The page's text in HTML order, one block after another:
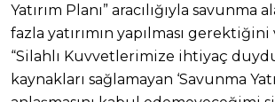
Yatırım Planı” aracılığıyla savunma
fazla yatırımın yapılması
“Silahlı Kuvvetlerimize ihtiyaç
kaynakları sağlamayan ‘Savunma